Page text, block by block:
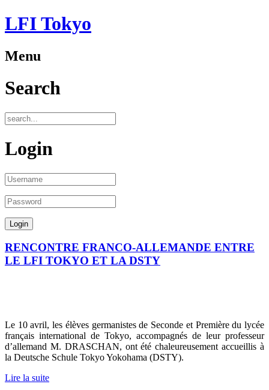
LFI Tokyo
Menu
Search
Login
RENCONTRE FRANCO-ALLEMANDE ENTRE
LE LFI TOKYO ET LA DSTY
Le 10 avril, les élèves germanistes de Seconde et Première du lycée
français international de Tokyo, accompagnés de leur professeur
d’allemand M. DRASCHAN, ont été chaleureusement accueillis à
la Deutsche Schule Tokyo Yokohama (DSTY).
Lire la suite